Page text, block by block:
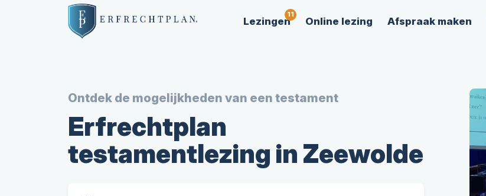
Lezingen Online lezing Afspraak maken
Ontdek de mogelijkheden van een testament
Erfrechtplan
testamentlezing in Zeewolde